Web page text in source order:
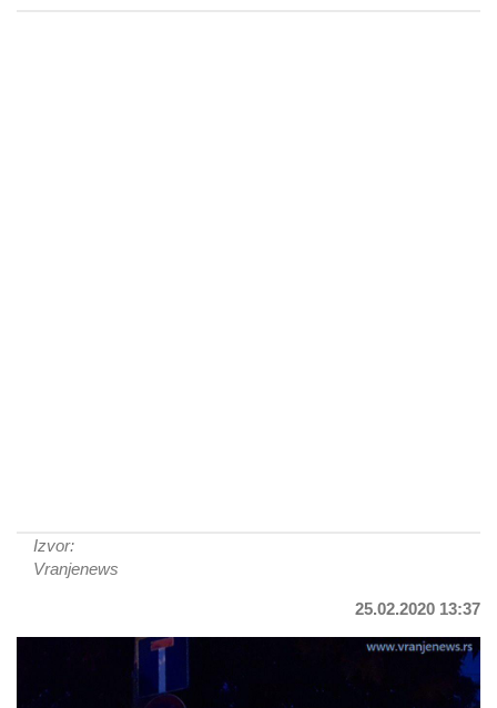
Izvor:
Vranjenews
25.02.2020 13:37